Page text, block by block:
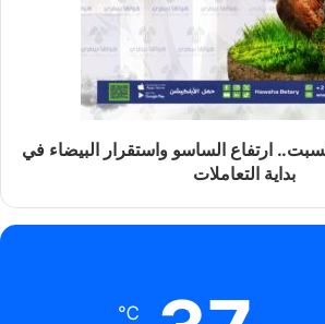
ارتفاع الساسو واستقرار البيضاء في
بداية التعاملات
℃